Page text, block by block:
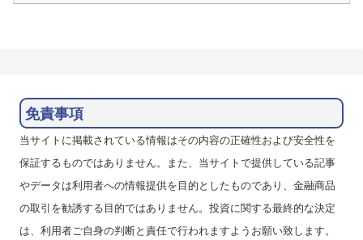
免責事項
当サイトに掲載されている情報はその内容の正確性および安全性を
保証するものではありません。また、当サイトで提供している記事
やデータは利用者への情報提供を目的としたものであり、金融商品
の取引を勧誘する目的ではありません。投資に関する最終的な決定
は、利用者ご自身の判断と責任で行われますようお願い致します。